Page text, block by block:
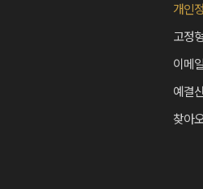
개인
고정
이메
예결
찾아